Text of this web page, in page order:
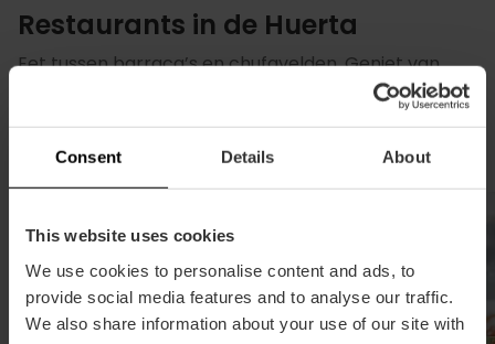
Consent Details About
This website uses cookies
We use cookies to personalise content and ads, to
provide social media features and to analyse our traffic.
We also share information about your use of our site with
Restaurants in de Huerta
Eet tussen barraca’s en chufavelden. Geniet van
vers geoogste producten uit de aarde in de grootste
groentekas van Valencia. Een traditionele en pure